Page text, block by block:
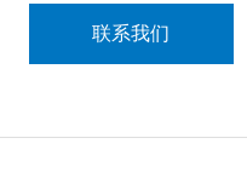
联系我们